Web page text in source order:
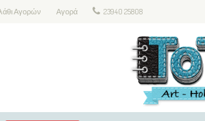
Αγορών Αγορά 23940 25808